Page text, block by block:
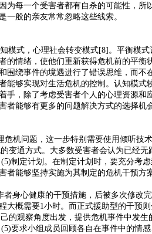
每一个受害者都有自杀的可能性，
般的亲友常常忽略这些线索。
模式，心理社会转变模式[8]。平衡
情绪，使他们重新获得危机前的平衡
绕事件的境遇进行了错误思维，而
够实现对生活危机的控制。认知模
，除了考虑受害者个人的心理资源
能够有更多的问题解决方式的选择机会
机问题，这一步特别需要使用倾听
变通方式。大多数受害者会认为已经
制定计划。在制定计划时，要充分
能够坚持实施为其制定的危机干预方
身心健康的干预措施，后被多次修
概需要1小时。而正式援助型的干预
的观察角度出发，提供危机事件中发
要求小组成员回顾各自在事件中的